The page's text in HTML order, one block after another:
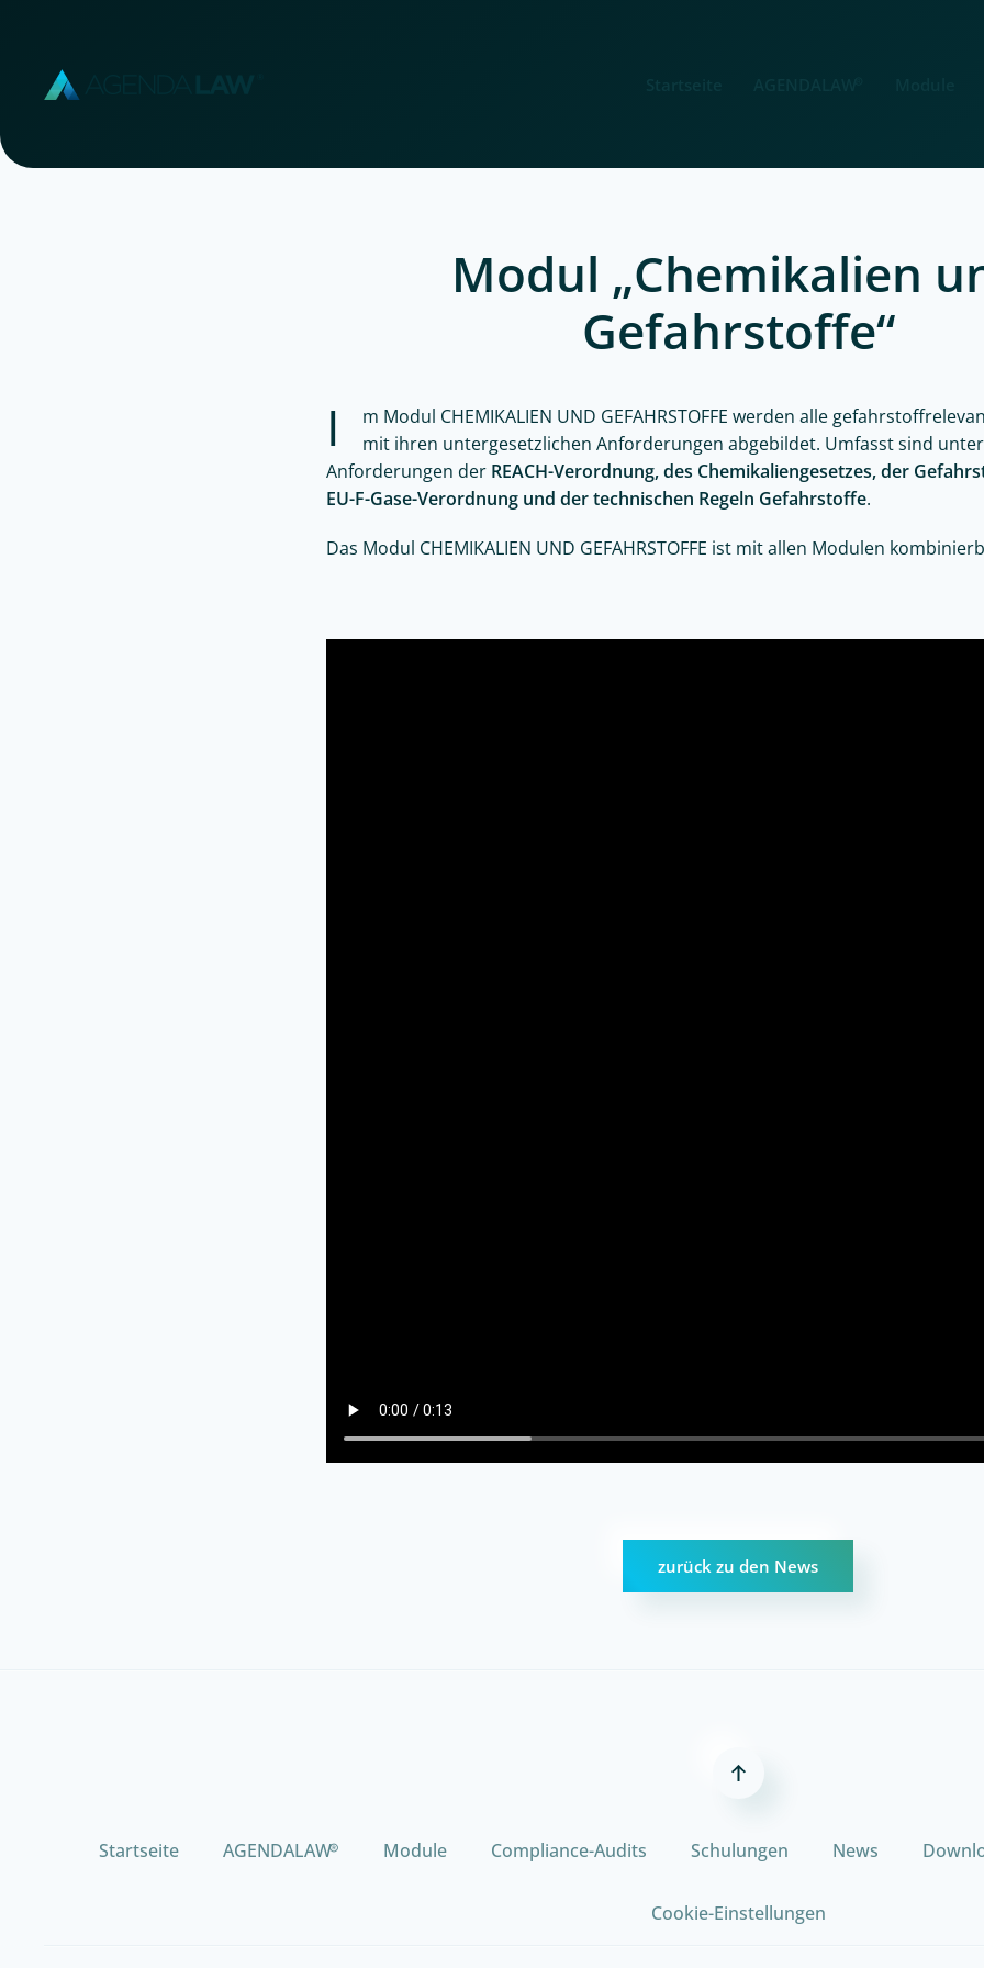
Modul „Chemikalien
Gefahrstoffe“
I
m Modul CHEMIKALIEN UND GEFAHRSTOFFE werden alle
mit ihren untergesetzlichen Anforderungen abgebildet. Umfasst sind
Anforderungen der REACH-Verordnung, des Chemikaliengesetzes, der
EU-F-Gase-Verordnung und der technischen Regeln Gefahrstoffe.
Das Modul CHEMIKALIEN UND GEFAHRSTOFFE ist mit allen Modulen
zurück zu den News
Startseite AGENDALAW® Module Compliance-Audits Schulungen News
Cookie-Einstellungen